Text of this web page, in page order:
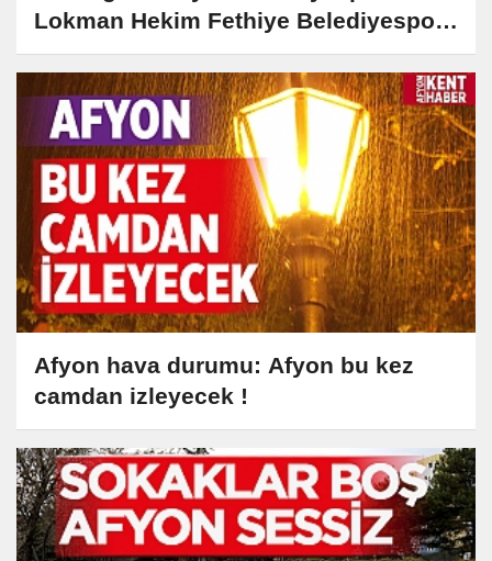
Lokman Hekim Fethiye Belediyespor
ile karşılaşacak
Afyon hava durumu: Afyon bu kez
camdan izleyecek !